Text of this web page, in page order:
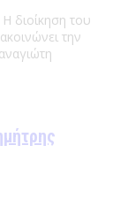
διοίκηση του
την